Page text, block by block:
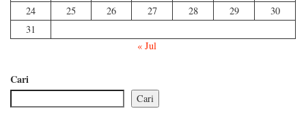
24
25 26 27 28 29
30
31
« Jul
Cari
Cari